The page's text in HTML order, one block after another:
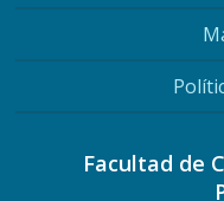
Facultad de